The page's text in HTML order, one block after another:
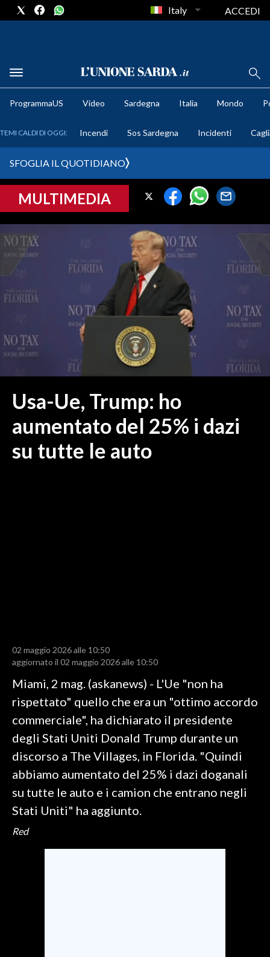
METEO
CRONACA SARDEGNA
PROVINCIA DI CAGLIARI
SULCIS IGLESIENTE
ORISTANO E PROVINCIA
SASSARI E PROVINCIA
NUORO E PROVINCIA
ITALIA
MONDO
RISULTATI E CLASSIFICHE
CALCIO REGIONALE
BASKET
VOLLEY
MOTORI
TENNIS
ALTRI SPORT
CULTURA
SPETTACOLI
Italy ACCEDI
ProgrammaUS Video Sardegna Italia Mondo
TEMI CALDI DI OGGI: Incendi Sos Sardegna Incidenti
SFOGLIA IL QUOTIDIANO
MULTIMEDIA
Usa-Ue, Trump: ho
aumentato del 25% i dazi
su tutte le auto
02 maggio 2026 alle 10:50
aggiornato il 02 maggio 2026 alle 10:50
Miami, 2 mag. (askanews) - L'Ue "non ha
rispettato" quello che era un "ottimo accordo
commerciale", ha dichiarato il presidente
degli Stati Uniti Donald Trump durante un
discorso a The Villages, in Florida. "Quindi
abbiamo aumentato del 25% i dazi doganali
su tutte le auto e i camion che entrano negli
Stati Uniti" ha aggiunto.
Red